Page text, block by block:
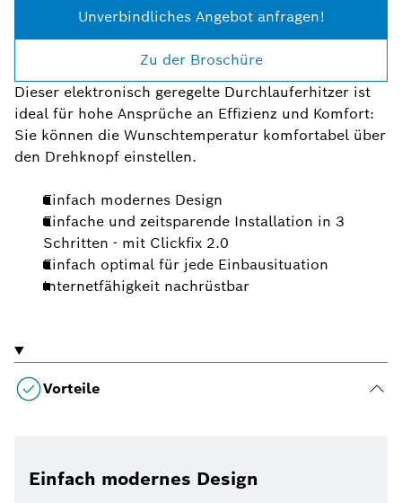
Unverbindliches Angebot anfragen!
Zu der Broschüre
Dieser elektronisch geregelte Durchlauferhitzer ist
ideal für hohe Ansprüche an Effizienz und Komfort:
Sie können die Wunschtemperatur komfortabel über
den Drehknopf einstellen.
Einfach modernes Design
Einfache und zeitsparende Installation in 3
Schritten - mit Clickfix 2.0
Einfach optimal für jede Einbausituation
Internetfähigkeit nachrüstbar
Vorteile
Einfach modernes Design